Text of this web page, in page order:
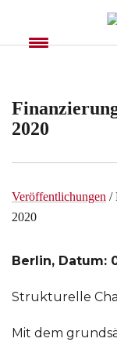
2020
Veröffentlichungen /
2020
Berlin, Datum:
Strukturelle
Mit dem